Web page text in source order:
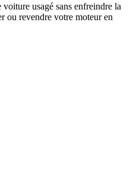
usagé sans enfreindre la
ou revendre votre moteur en